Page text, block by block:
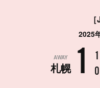
2025
AWAY
札幌 1
1
0